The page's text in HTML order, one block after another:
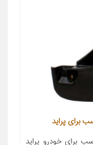
برای خودرو پراید